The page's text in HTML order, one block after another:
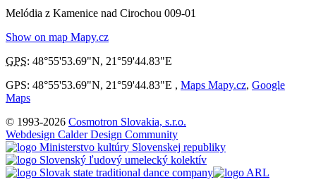
Melódia z Kamenice nad Cirochou 009-01
Show on map Mapy.cz
GPS: 48°55'53.69"N, 21°59'44.83"E
GPS: 48°55'53.69"N, 21°59'44.83"E , Maps Mapy.cz, Google
Maps
© 1993-2026 Cosmotron Slovakia, s.r.o.
Webdesign Calder Design Community